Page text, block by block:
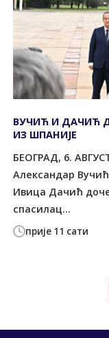
прије 11 сати
ВУЧИЋ И ДАЧИЋ
ИЗ ШПАНИЈЕ
БЕОГРАД, 6.
Александар
Ивица Дачић
спасилац...